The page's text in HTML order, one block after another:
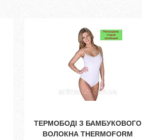
ТЕРМОБОДІ З БАМБУКОВОГО
ВОЛОКНА THERMOFORM